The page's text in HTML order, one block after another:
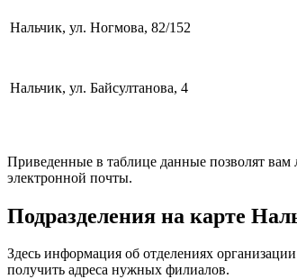
Нальчик, ул. Ногмова, 82/152
Нальчик, ул. Байсултанова, 4
Приведенные в таблице данные позволят
электронной почты.
Подразделения на карте
Здесь информация об отделениях
получить адреса нужных филиалов.